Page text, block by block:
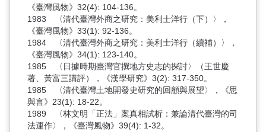
《臺灣風物》32(4): 104-136。
1983 〈清代臺灣外商之研究：美利士洋行（下）〉，
《臺灣風物》33(1): 92-136。
1984 〈清代臺灣外商之研究：美利士洋行（續補）〉，
《臺灣風物》34(1): 123-140。
1985 〈日據時期臺灣官撰地方史志的探討〉（王世慶
著、黃富三講評），《漢學研究》3(2): 317-350。
1985 〈清代臺灣土地開發史研究的回顧與展望〉，《思
與言》23(1): 18-22。
1989 〈林文明「正法」案真相試析：兼論清代臺灣的司
法運作〉，《臺灣風物》39(4): 1-32。